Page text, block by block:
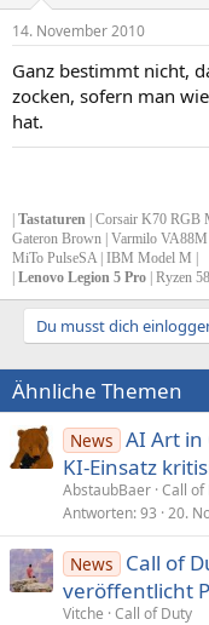
14. November 2010
Ganz bestimmt nicht,
zocken, sofern man
hat.
Tastaturen | Corsair K70 RGB
Gateron Brown | Varmilo
MiTo PulseSA | IBM Model M |
Lenovo Legion 5 Pro | Ryzen
Du musst dich
Ähnliche Themen
News AI Art in
KI-Einsatz
AbstaubBaer Call of
Antworten 93 20.
News
Call of
veröffentlicht
Vitche Call of Duty